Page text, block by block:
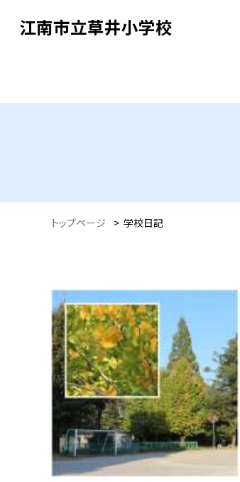
江南市立草井小学校
トップページ > 学校日記